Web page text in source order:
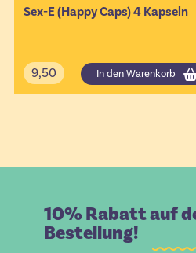
Sex-E (Happy Caps) 4 Kapseln
9,50 In den Warenkorb
10% Rabatt auf
Bestellung!